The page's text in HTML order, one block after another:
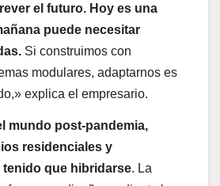
el futuro. Hoy es una
puede necesitar
Si construimos con
modulares, adaptarnos es
explica el empresario.
mundo post-pandemia,
residenciales y
que hibridarse. La